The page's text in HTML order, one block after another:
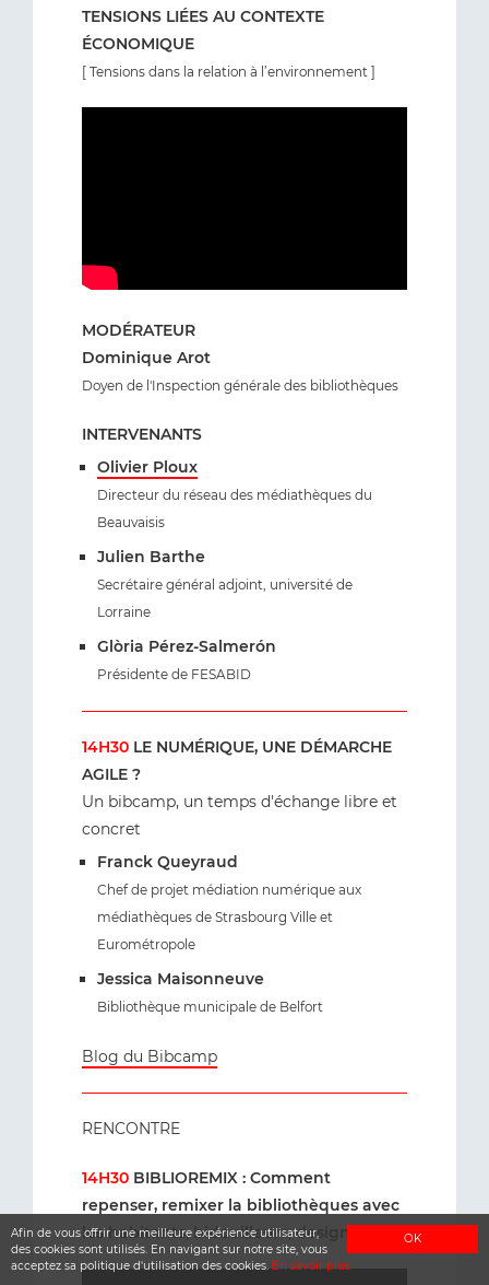
OK
Afin de vous offrir une meilleure expérience utilisateur,
des cookies sont utilisés. En navigant sur notre site, vous
acceptez sa politique d'utilisation des cookies.En savoir plus
TENSIONS LIÉES AU CONTEXTE
ÉCONOMIQUE
[ Tensions dans la relation à l’environnement ]
MODÉRATEUR
Dominique Arot
Doyen de l'Inspection générale des bibliothèques
INTERVENANTS
Olivier Ploux
Directeur du réseau des médiathèques du
Beauvaisis
Julien Barthe
Secrétaire général adjoint, université de
Lorraine
Glòria Pérez-Salmerón
Présidente de FESABID
14H30 LE NUMÉRIQUE, UNE DÉMARCHE
AGILE ?
Un bibcamp, un temps d'échange libre et
concret
Franck Queyraud
Chef de projet médiation numérique aux
médiathèques de Strasbourg Ville et
Eurométropole
Jessica Maisonneuve
Bibliothèque municipale de Belfort
Blog du Bibcamp
RENCONTRE
14H30 BIBLIOREMIX : Comment
repenser, remixer la bibliothèques avec
les habitants, bidouilleurs, designers…